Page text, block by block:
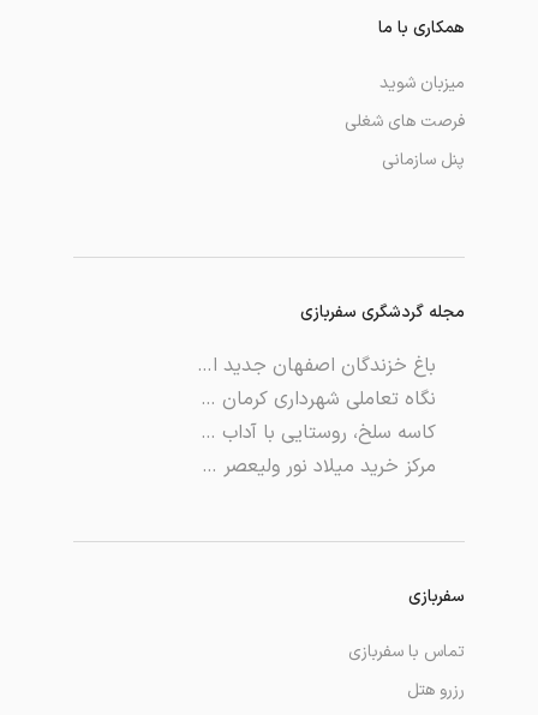
سفربازی
تماس با سفربازی
رزرو هتل
مجله گردشگری سفربازی
باغ خزندگان اصفهان جدید اما حیرت انگیز
نگاه تعاملی شهرداری کرمان برای احیای میراث‌فرهنگی
کاسه سلخ، روستایی با آداب هندوستان
مرکز خرید میلاد نور ولیعصر تبریز، پاساژ برای خرید همه چی
همکاری با ما
میزبان شوید
فرصت های شغلی
پنل سازمانی